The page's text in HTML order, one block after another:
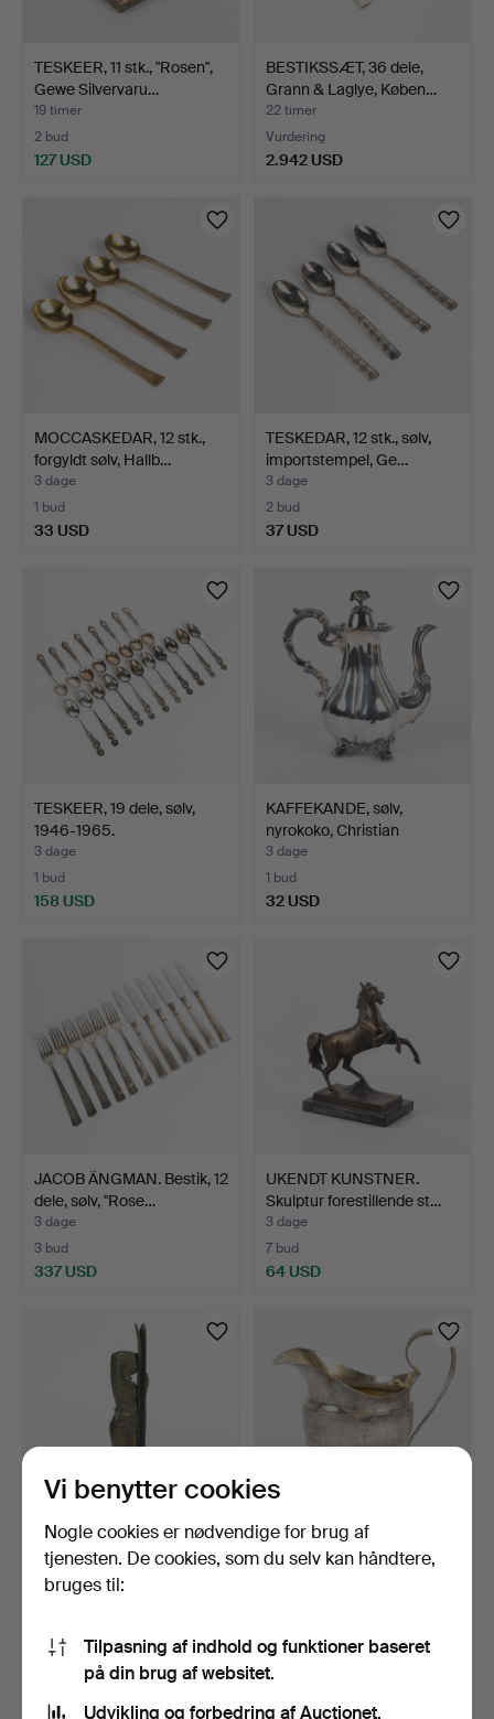
TESKEER, 11 stk., "Rosen",
Gewe Silvervaru…
19 timer
2 bud
127 USD
BESTIKSSÆT, 36 dele,
Grann & Laglye, Køben…
22 timer
Vurdering
2.942 USD
MOCCASKEDAR, 12 stk.,
forgyldt sølv, Hallb…
3 dage
1 bud
33 USD
TESKEDAR, 12 stk., sølv,
importstempel, Ge…
3 dage
2 bud
37 USD
TESKEER, 19 dele, sølv,
1946-1965.
3 dage
1 bud
158 USD
KAFFEKANDE, sølv,
nyrokoko, Christian
Hamm…
3 dage
1 bud
32 USD
JACOB ÄNGMAN. Bestik, 12
dele, sølv, "Rose…
3 dage
3 bud
337 USD
UKENDT KUNSTNER.
Skulptur forestillende st…
3 dage
7 bud
64 USD
OSCAR ANTONSSON.
Skulptur, bronze, Athena …
3 dage
166 USD
KANNE, sølv, 1842.
106 USD
Vi benytter cookies
Nogle cookies er nødvendige for brug af
tjenesten. De cookies, som du selv kan håndtere,
bruges til:
Tilpasning af indhold og funktioner baseret
på din brug af websitet.
Udvikling og forbedring af Auctionet.